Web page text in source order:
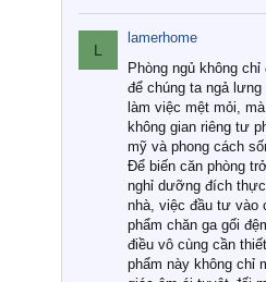
L
lamerhome
Phòng ngủ không
để chúng ta ngả
làm việc mệt mỏi,
không gian riêng tư
mỹ và phong cách
Để biến căn phòng
nghỉ dưỡng đích
nhà, việc đầu tư vào
phẩm chăn ga gối
điều vô cùng cần
phẩm này không chỉ